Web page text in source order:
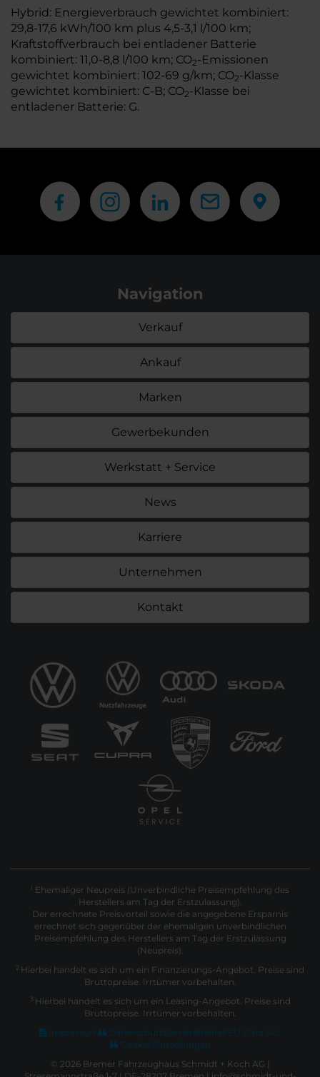
Hybrid: Energieverbrauch gewichtet kombiniert:
29,8-17,6 kWh/100 km plus 4,5-3,1 l/100 km;
Kraftstoffverbrauch bei entladener Batterie
kombiniert: 11,0-8,8 l/100 km; CO2-Emissionen
gewichtet kombiniert: 102-69 g/km; CO2-Klasse
gewichtet kombiniert: C-B; CO2-Klasse bei
entladener Batterie: G.
Navigation
Verkauf
Ankauf
Marken
Gewerbekunden
Werkstatt + Service
News
Karriere
Unternehmen
Kontakt
1 Ehemaliger Neupreis (Unverbindliche Preisempfehlung des
Herstellers am Tag der Erstzulassung).
Der errechnete Preisvorteil sowie die angegebene Ersparnis
errechnet sich gegenüber der ehemaligen unverbindlichen
Preisempfehlung des Herstellers am Tag der Erstzulassung
(Neupreis).
2 Hierbei handelt es sich um ein Finanzierungs-Angebot. Preise sind
Bruttopreise. Irrtümer vorbehalten.
3 Hierbei handelt es sich um ein Leasing-Angebot. Preise sind
Bruttopreise. Irrtümer vorbehalten.
Impressum
Datenschutz Barrierefreiheit EU Data Act
Cookie Einstellungen
© 2026 Bremer Fahrzeughaus Schmidt + Koch AG |